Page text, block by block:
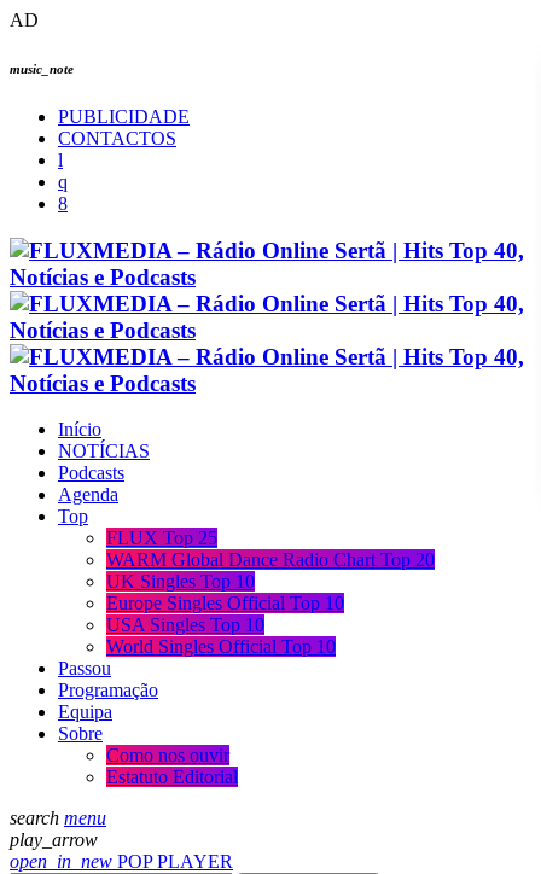
AD
music_note
PUBLICIDADE
CONTACTOS
Início
NOTÍCIAS
Podcasts
Agenda
Top
FLUX Top 25
WARM Global Dance Radio Chart Top 20
UK Singles Top 10
Europe Singles Official Top 10
USA Singles Top 10
World Singles Official Top 10
Passou
Programação
Equipa
Sobre
Como nos ouvir
Estatuto Editorial
search menu
play_arrow
open_in_new POP PLAYER